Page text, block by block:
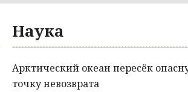
Наука
Арктический океан пересёк
точку невозврата